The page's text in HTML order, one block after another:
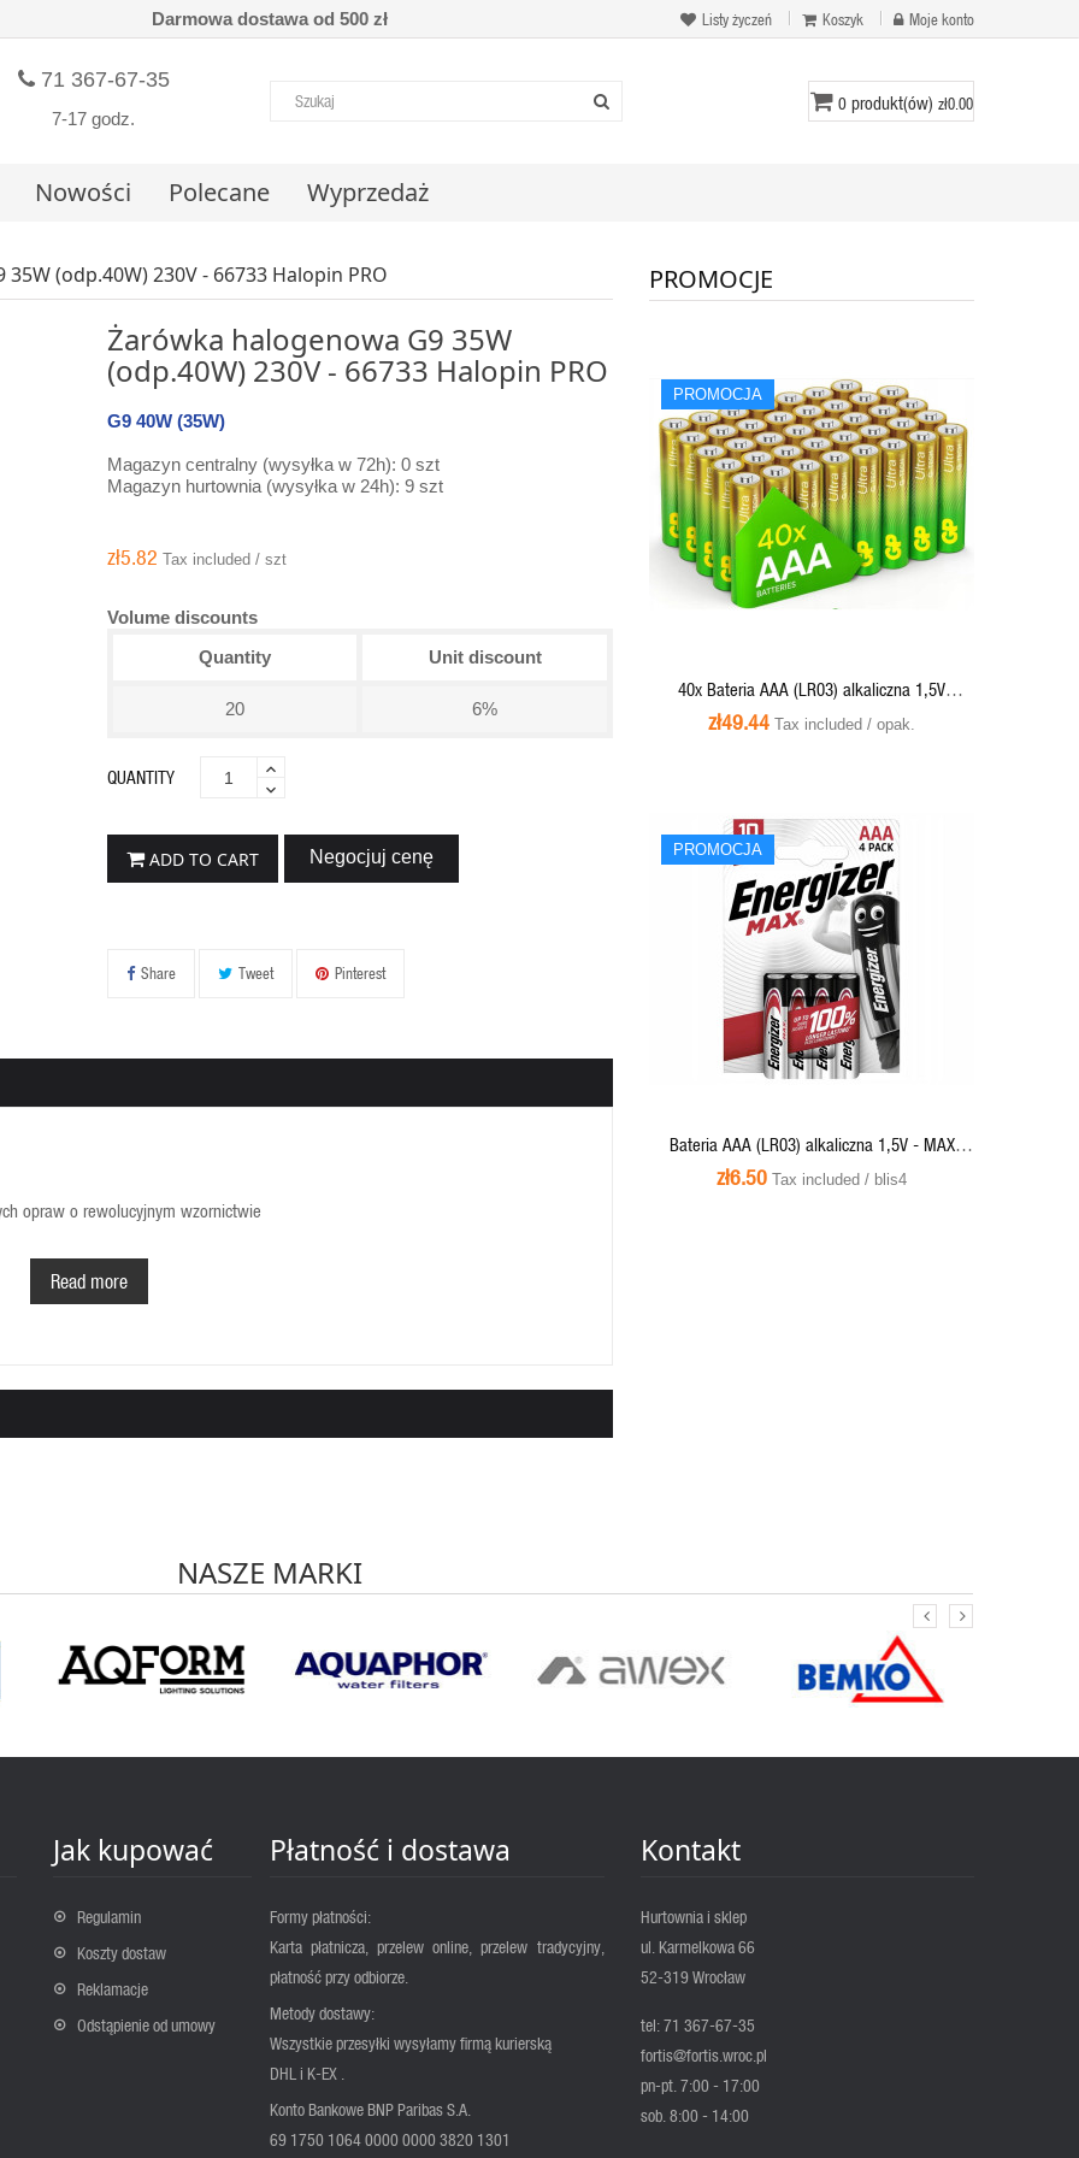
Darmowa dostawa od 500 zł Listy życzeń Koszyk Moje konto
71 367-67-35
7-17 godz.
0 produkt(ów) zł0.00
Nowości Polecane Wyprzedaż
(odp.40W) 230V - 66733 Halopin PRO
Żarówka halogenowa G9 35W
(odp.40W) 230V - 66733 Halopin PRO
G9 40W (35W)
Magazyn centralny (wysyłka w 72h): 0 szt
Magazyn hurtownia (wysyłka w 24h): 9 szt
zł5.82 Tax included / szt
Volume discounts
Quantity
Unit discount
20 6%
QUANTITY
ADD TO CART Negocjuj cenę
Share Tweet Pinterest
opraw o rewolucyjnym wzornictwie
Read more
PROMOCJE
PROMOCJA
QUICK VIEW
40x Bateria AAA (LR03) alkaliczna 1,5V
UltraAlkaline - 24AU21-S2
zł49.44 Tax included / opak.
PROMOCJA
PROMOCJA
QUICK VIEW
Bateria AAA (LR03) alkaliczna 1,5V - MAX
Energizer (blister 4 szt.)
zł6.50 Tax included / blis4
NASZE MARKI
Jak kupować
Regulamin
Koszty dostaw
Reklamacje
Odstąpienie od umowy
Płatność i dostawa
Formy płatności:
Karta płatnicza, przelew online, przelew tradycyjny,
płatność przy odbiorze.
Metody dostawy:
Wszystkie przesyłki wysyłamy firmą kurierską
DHL i K-EX .
Konto Bankowe BNP Paribas S.A.
69 1750 1064 0000 0000 3820 1301
Kontakt
Hurtownia i sklep
ul. Karmelkowa 66
52-319 Wrocław
tel: 71 367-67-35
fortis@fortis.wroc.pl
pn-pt. 7:00 - 17:00
sob. 8:00 - 14:00